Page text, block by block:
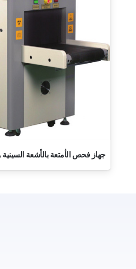
جهاز فحص الأمتعة بالأشعة السينية LOTC 5030A